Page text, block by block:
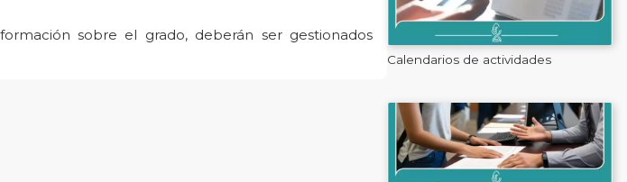
sobre el grado, deberán ser gestionados
Calendarios de actividades